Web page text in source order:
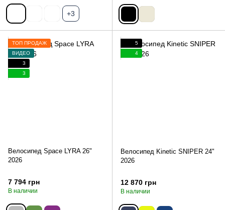
+3
ТОП ПРОДАЖ
ВИДЕО
3
3
Велосипед Space LYRA 26"
2026
7 794 грн
В наличии
5
4
Велосипед Kinetic SNIPER 24"
2026
12 870 грн
В наличии